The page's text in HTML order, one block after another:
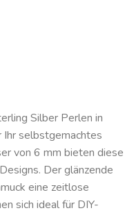
Silber Perlen in
selbstgemachtes
von 6 mm bieten diese
Der glänzende
eine zeitlose
sich ideal für DIY-